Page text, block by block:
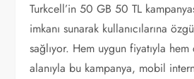
Turkcell’in 50 GB 50 TL
imkanı sunarak kullanıcılarına
sağlıyor. Hem uygun fiyatıyla
alanıyla bu kampanya, mobil